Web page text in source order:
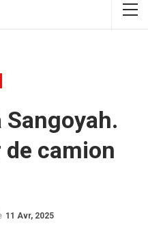
Sangoyah.
camion
11 Avr, 2025